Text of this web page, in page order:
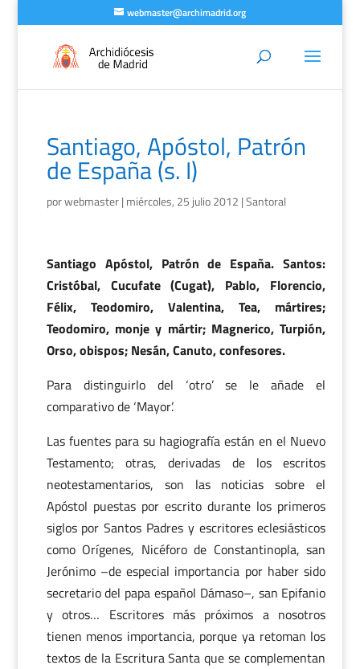
webmaster@archimadrid.org
Santiago, Apóstol, Patrón
de España (s. I)
porwebmaster| miércoles, 25 julio 2012 |Santoral
Santiago Apóstol, Patrón de España. Santos:
Cristóbal, Cucufate (Cugat), Pablo, Florencio,
Félix, Teodomiro, Valentina, Tea, mártires;
Teodomiro, monje y mártir; Magnerico, Turpión,
Orso, obispos; Nesán, Canuto, confesores.
Para distinguirlo del ‘otro’ se le añade el
comparativo de ‘Mayor’.
Las fuentes para su hagiografía están en el Nuevo
Testamento; otras, derivadas de los escritos
neotestamentarios, son las noticias sobre el
Apóstol puestas por escrito durante los primeros
siglos por Santos Padres y escritores eclesiásticos
como Orígenes, Nicéforo de Constantinopla, san
Jerónimo –de especial importancia por haber sido
secretario del papa español Dámaso–, san Epifanio
y otros… Escritores más próximos a nosotros
tienen menos importancia, porque ya retoman los
textos de la Escritura Santa que se complementan